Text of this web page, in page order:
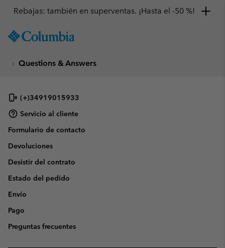
TO
SKIP
NAV
SKIP
SEARCH
Rebajas: también en superventas. ¡Hasta el -50 %!
Questions & Answers
(+)34919015933
Servicio al cliente
Formulario de contacto
Devoluciones
Desistir del contrato
Estado del pedido
Envío
Pago
Preguntas frecuentes